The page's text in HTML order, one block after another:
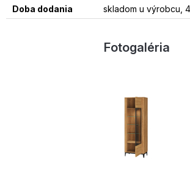
Doba dodania skladom u výrobcu,
Fotogaléria